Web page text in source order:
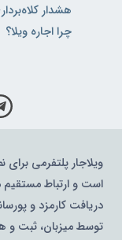
هشدار
چرا اجاره ویلا؟
ویلاجار پلتفرمی برای
است و ارتباط مستقیم
دریافت کارمزد و
توسط میزبان، ثبت و